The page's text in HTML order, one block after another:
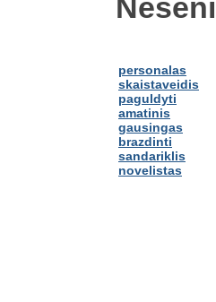
personalas
skaistaveidis
paguldyti
amatinis
gausingas
brazdinti
sandariklis
novelistas